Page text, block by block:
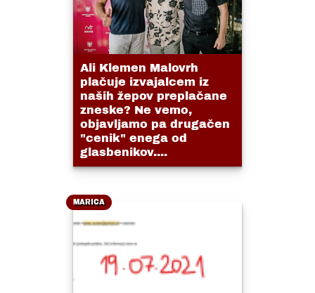
Ali Klemen Malovrh
plačuje izvajalcem iz
naših žepov preplačane
zneske? Ne vemo,
objavljamo pa drugačen
"cenik" enega od
glasbenikov....
MARICA